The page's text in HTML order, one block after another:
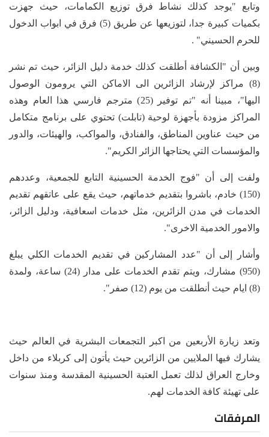
وتابع "يوجد كذلك نشاط فرق توزيع الكمامات، حيث جهزت
بكميات كبيرة جدا، لتوزيعها عن طريق (5) فرق في ابواب الدخول
للحرم الحسيني" .
وبين أن "الكشافة أطلقت كذلك خدمة دليل الزائر، حيث تم نشر
(8) مراكز لإرشاد الزائرين الى الاماكن التي يرومون الوصول
اليها"، مبينا أنه "تم توفير (25) مترجم فارسي هذا العام وهذه
المراكز مزودة بأجهزة لوحية (تابلت) تحتوي على برنامج متكامل
من حيث عناوين المناطق، والفنادق، والمواكب، والهيئات، والدور
والمؤسسات التي يحتاجها الزائر الكريم".
ولفت إلى أن "فوج الخدمة الحسينية التابع للجمعية، وعددهم
(150) خادم، باشروا بتقديم خدماتهم، حيث يقع على عاتقهم تقديم
الخدمات في مدن الزائرين، مثل خدمات اسعافية، ودليل الزائر،
والامور الخدمية الاخرى".
وأشار إلى أن "عدد المشاركين في تقديم الخدمات الكلي يبلغ
(950) مشارك، ويتم تقدم الخدمات على مدار (24) ساعة، ولمدة
(8) ايام حيث أنطلقت من يوم (12) صفر".
وتعد زيارة الأربعين من اكبر التجمعات البشرية في العالم حيث
يشارك فيها الملايين من الزائرين حيث يأتون إلى كربلاء من داخل
وخارج العراق لذلك تعمل العتبة الحسينية المقدسة ومنذ سنوات
على تهيئة كافة الخدمات لهم.
المرفقات